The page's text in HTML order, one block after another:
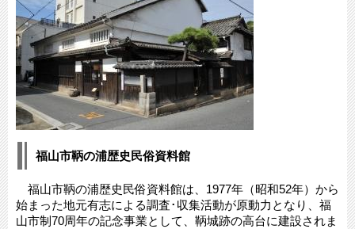
福山市鞆の浦歴史民俗資料館
福山市鞆の浦歴史民俗資料館は、1977年（昭和52年）から
始まった地元有志による調査･収集活動が原動力となり、福
山市制70周年の記念事業として、鞆城跡の高台に建設されま